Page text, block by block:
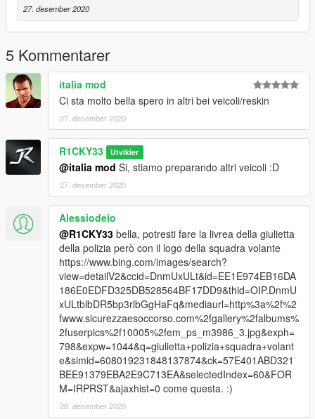
27. desember 2020
5 Kommentarer
italia mod
Ci sta molto bella spero in altri bei veicoli/reskin
27. desember 2020
R1CKY33 Utvikler
@italia mod Si, stiamo preparando altri veicoli :D
27. desember 2020
Alessiodeio
@R1CKY33 bella, potresti fare la livrea della giulietta
della polizia però con il logo della squadra volante
https://www.bing.com/images/search?
view=detailV2&ccid=DnmUxULt&id=EE1E974EB16DA
186E0EDFD325DB528564BF17DD9&thid=OIP.DnmU
xULtblbDR5bp3rlbGgHaFq&mediaurl=http%3a%2f%2
fwww.sicurezzaesoccorso.com%2fgallery%2falbums%
2fuserpics%2f10005%2fem_ps_m3986_3.jpg&exph=
798&expw=1044&q=giulietta+polizia+squadra+volant
e&simid=608019231848137874&ck=57E401ABD321
BEE91379EBA2E9C713EA&selectedIndex=60&FOR
M=IRPRST&ajaxhist=0 come questa. :)
28. desember 2020